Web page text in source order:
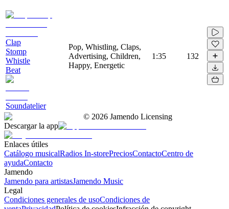
Clap
Stomp
Whistle
Beat
Soundatelier
Pop, Whistling, Claps,
Advertising, Children,
Happy, Energetic
1:35 132
© 2026 Jamendo Licensing
Descargar la app
Enlaces útiles
Catálogo musicalRadios In-storePreciosContactoCentro de
ayudaContacto
Jamendo
Jamendo para artistasJamendo Music
Legal
Condiciones generales de usoCondiciones de